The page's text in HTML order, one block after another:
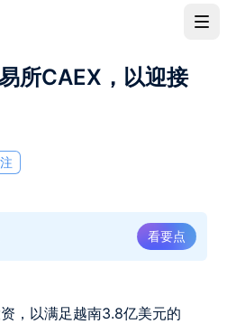
所CAEX，以迎接
看要点
，以满足越南3.8亿美元的